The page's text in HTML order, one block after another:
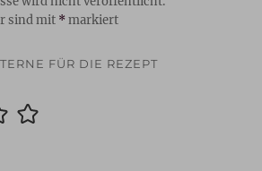
sind mit *markiert
FÜR DIE REZEPT